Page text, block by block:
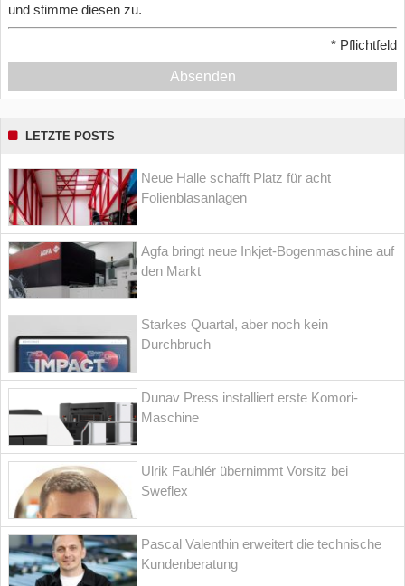
und stimme diesen zu.
* Pflichtfeld
Absenden
LETZTE POSTS
Neue Halle schafft Platz für acht
Folienblasanlagen
Agfa bringt neue Inkjet-Bogenmaschine auf
den Markt
Starkes Quartal, aber noch kein
Durchbruch
Dunav Press installiert erste Komori-
Maschine
Ulrik Fauhlér übernimmt Vorsitz bei
Sweflex
Pascal Valenthin erweitert die technische
Kundenberatung